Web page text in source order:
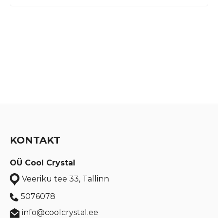
KONTAKT
OÜ Cool Crystal
Veeriku tee 33, Tallinn
5076078
info@coolcrystal.ee